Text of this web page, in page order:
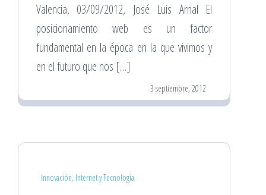
Valencia, 03/09/2012, José Luis Arnal El
posicionamiento web es un factor
fundamental en la época en la que vivimos y
en el futuro que nos […]
3 septiembre, 2012
Innovación, Internet y Tecnología